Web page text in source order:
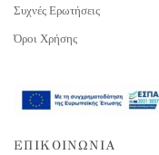
Συχνές Ερωτήσεις
Όροι Χρήσης
ΕΠΙΚΟΙΝΩΝΙΑ